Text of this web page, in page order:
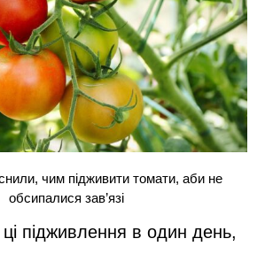
чим підживити томати, аби не
обсипалися зав’язі
підживлення в один день,